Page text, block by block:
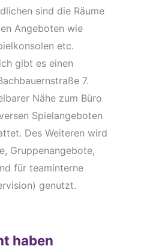
sind die Räume
Angeboten wie
etc.
gibt es einen
7.
Nähe zum Büro
Spielangeboten
Des Weiteren wird
Gruppenangebote,
für teaminterne
genutzt.
haben